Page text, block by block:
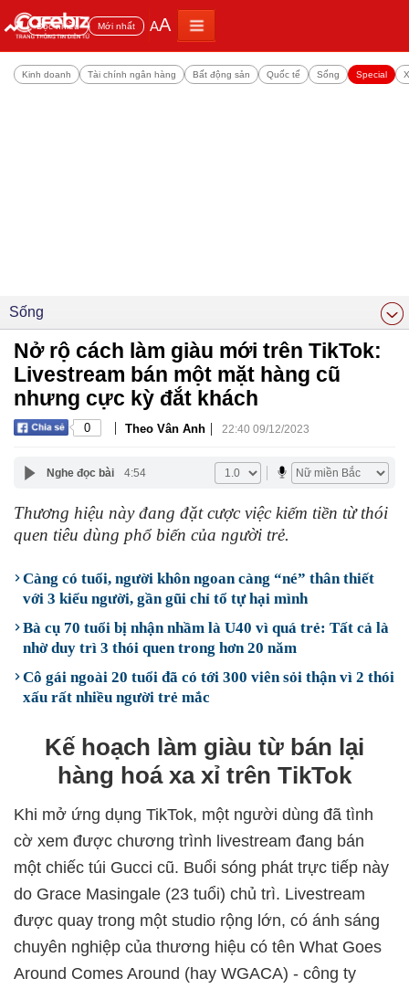
Đọc nhiều Mới nhất AA
Kinh doanh Tài chính ngân hàng Bất động sản Quốc tế Sống Special
Sống
Nở rộ cách làm giàu mới trên TikTok:
Livestream bán một mặt hàng cũ
nhưng cực kỳ đắt khách
0 | Theo Vân Anh | 22:40 09/12/2023
Nghe đọc bài 4:54
Thương hiệu này đang đặt cược việc kiếm tiền từ thói
quen tiêu dùng phổ biến của người trẻ.
Càng có tuổi, người khôn ngoan càng “né” thân thiết
với 3 kiểu người, gần gũi chỉ tổ tự hại mình
Bà cụ 70 tuổi bị nhận nhầm là U40 vì quá trẻ: Tất cả là
nhờ duy trì 3 thói quen trong hơn 20 năm
Cô gái ngoài 20 tuổi đã có tới 300 viên sỏi thận vì 2 thói
xấu rất nhiều người trẻ mắc
Kế hoạch làm giàu từ bán lại
hàng hoá xa xỉ trên TikTok
Khi mở ứng dụng TikTok, một người dùng đã tình
cờ xem được chương trình livestream đang bán
một chiếc túi Gucci cũ. Buổi sóng phát trực tiếp này
do Grace Masingale (23 tuổi) chủ trì. Livestream
được quay trong một studio rộng lớn, có ánh sáng
chuyên nghiệp của thương hiệu có tên What Goes
Around Comes Around (hay WGACA) - công ty